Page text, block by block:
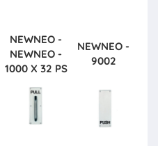
NEWNEO -
NEWNEO -
1000 X 32 PS
NEWNEO -
9002